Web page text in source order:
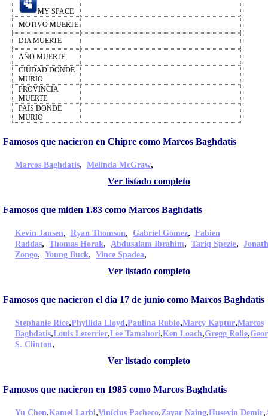
MY SPACE
MOTIVO MUERTE
DIA MUERTE
AÑO MUERTE
CIUDAD DONDE
MURIO
PROVINCIA
MUERTE
PAIS DONDE
MURIO
Famosos que nacieron en Chipre como Marcos Baghdatis
Marcos Baghdatis, Melinda McGraw,
Ver listado completo
Famosos que miden 1.83 como Marcos Baghdatis
Kevin Jansen, Ryan Thomson, Gabriel Gómez, Fabien
Raddas, Thomas Horak, Abdusalam Ibrahim, Tariq Spezie,
Zongo, Young Buck, Vince Spadea,
Ver listado completo
Famosos que nacieron el dia 17 de junio como Marcos Baghdatis
Stephanie Rice,Phyllida Lloyd,Paulina Rubio,Marcy Kaptur,Marcos
Baghdatis,Louis Leterrier,Lee Tamahori,Ken Loach,Gregg Rolie,
S. Clinton,
Ver listado completo
Famosos que nacieron en 1985 como Marcos Baghdatis
Yu Chen,Kamel Larbi,Vinícius Pacheco,Zayar Naing,Huseyin Demir,